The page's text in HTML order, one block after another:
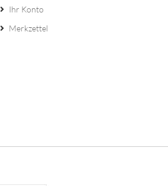
Ihr Konto
Merkzettel